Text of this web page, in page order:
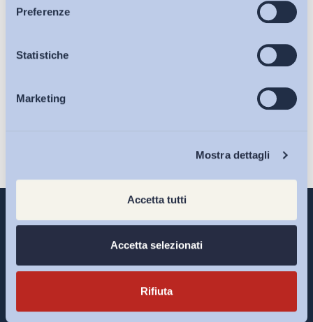
Preferenze
Statistiche
Marketing
Mostra dettagli
Accetta tutti
Accetta selezionati
Rifiuta
Articoli
Osservatori
Eventi
sulla pagina della
Iscriviti
Interventi ADAPT